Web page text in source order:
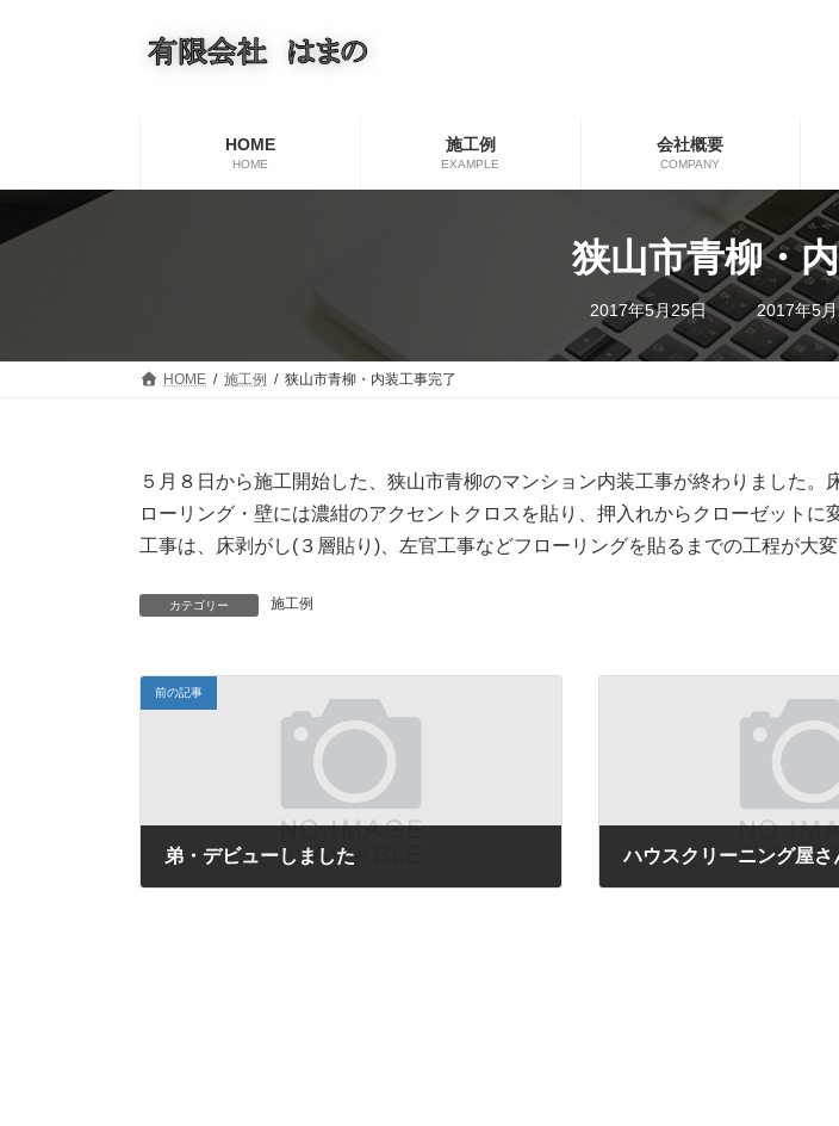
キ
プ
に
動
HOME
HOME
施工例
EXAMPLE
会社概要
COMPANY
狭山市青柳・
2017年5月25日
最
終
新
日
2017年5
HOME 施工例 狭山市青柳・内装工事完了
５月８日から施工開始した、狭山市青柳のマンション内装工事が終わりました。
ローリング・壁には濃紺のアクセントクロスを貼り、押入れからクローゼットに
工事は、床剥がし(３層貼り)、左官工事などフローリングを貼るまでの工程が大
カテゴリー 施工例
前の記事
弟・デビューしました ハウスクリーニング屋さ